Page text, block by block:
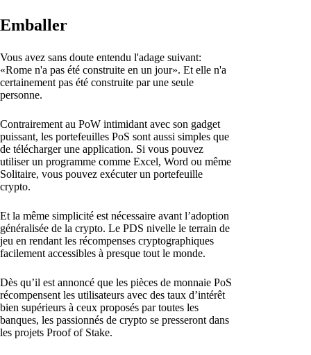
Emballer
Vous avez sans doute entendu l'adage suivant:
«Rome n'a pas été construite en un jour». Et elle n'a
certainement pas été construite par une seule
personne.
Contrairement au PoW intimidant avec son gadget
puissant, les portefeuilles PoS sont aussi simples que
de télécharger une application. Si vous pouvez
utiliser un programme comme Excel, Word ou même
Solitaire, vous pouvez exécuter un portefeuille
crypto.
Et la même simplicité est nécessaire avant l’adoption
généralisée de la crypto. Le PDS nivelle le terrain de
jeu en rendant les récompenses cryptographiques
facilement accessibles à presque tout le monde.
Dès qu’il est annoncé que les pièces de monnaie PoS
récompensent les utilisateurs avec des taux d’intérêt
bien supérieurs à ceux proposés par toutes les
banques, les passionnés de crypto se presseront dans
les projets Proof of Stake.